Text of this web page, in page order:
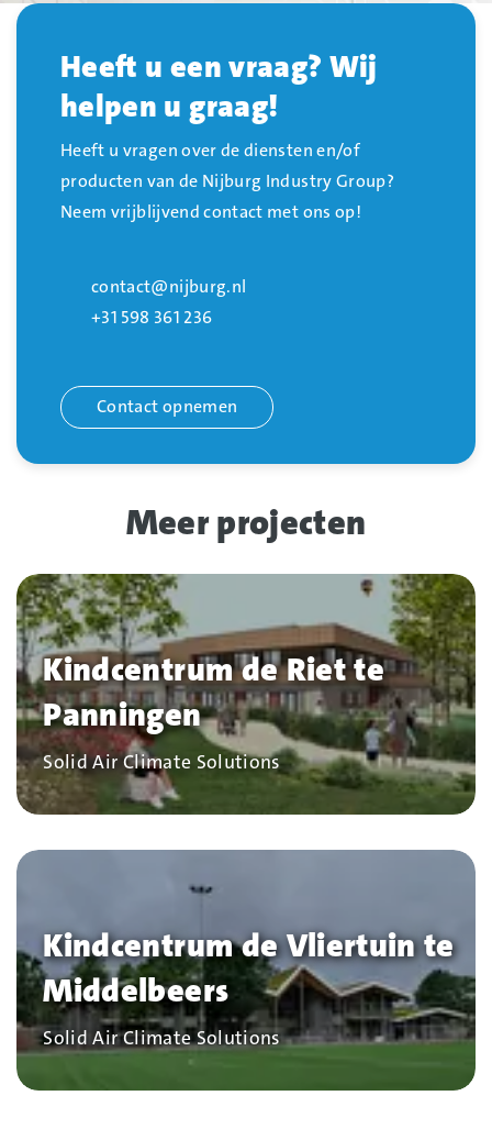
Heeft u een vraag? Wij
helpen u graag!
Heeft u vragen over de diensten en/of
producten van de Nijburg Industry Group?
Neem vrijblijvend contact met ons op!
contact@nijburg.nl
+31 598 361 236
Contact opnemen
Meer projecten
Kindcentrum de Riet te
Panningen
Bedrijf
Solid Air Climate Solutions
Kindcentrum de Vliertuin te
Middelbeers
Bedrijf
Solid Air Climate Solutions